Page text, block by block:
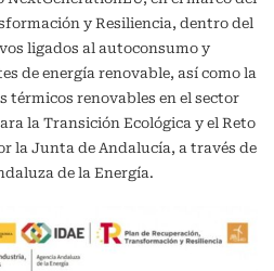
y Resiliencia, dentro del
ligados al autoconsumo y
de energía renovable, así como la
térmicos renovables en el sector
la Transición Ecológica y el Reto
la Junta de Andalucía, a través de
de la Energía.